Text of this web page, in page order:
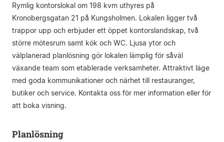
Rymlig kontorslokal om 198 kvm uthyres på
Kronobergsgatan 21 på Kungsholmen. Lokalen ligger två
trappor upp och erbjuder ett öppet kontorslandskap, två
större mötesrum samt kök och WC. Ljusa ytor och
välplanerad planlösning gör lokalen lämplig för såväl
växande team som etablerade verksamheter. Attraktivt läge
med goda kommunikationer och närhet till restauranger,
butiker och service. Kontakta oss för mer information eller för
att boka visning.
Planlösning